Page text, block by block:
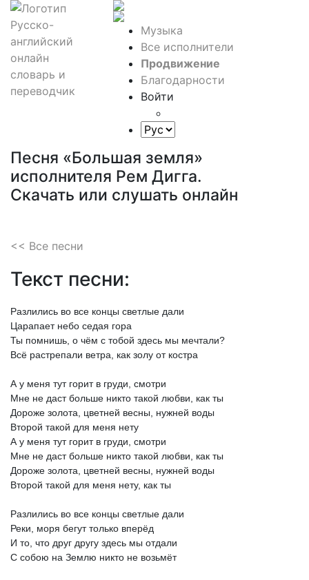
Музыка
Все исполнители
Продвижение
Благодарности
Войти
Песня «Большая земля»
исполнителя Рем Дигга.
Скачать или слушать онлайн
<< Все песни
Текст песни:
Разлились во все концы светлые дали
Царапает небо седая гора
Ты помнишь, о чём с тобой здесь мы мечтали?
Всё растрепали ветра, как золу от костра
А у меня тут горит в груди, смотри
Мне не даст больше никто такой любви, как ты
Дороже золота, цветней весны, нужней воды
Второй такой для меня нету
А у меня тут горит в груди, смотри
Мне не даст больше никто такой любви, как ты
Дороже золота, цветней весны, нужней воды
Второй такой для меня нету, как ты
Разлились во все концы светлые дали
Реки,
моря бегут только вперёд
И то, что друг другу здесь мы отдали
С собою на Землю никто не возьмёт